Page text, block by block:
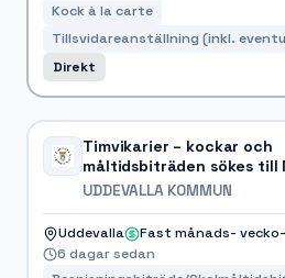
Kock à la carte
Tillsvidareanställning (inkl.
Direkt
Timvikarier – kockar och
måltidsbiträden sökes till
UDDEVALLA KOMMUN
Uddevalla
Fast månads-
6 dagar sedan